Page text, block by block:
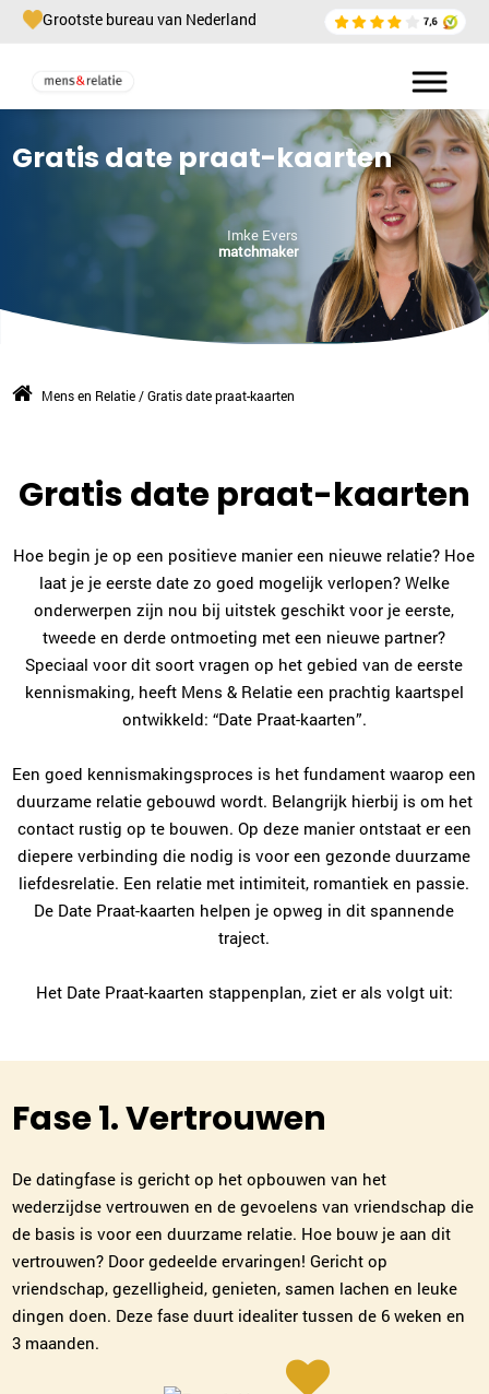
Grootste bureau van Nederland
Gratis date praat-kaarten
Imke Evers
matchmaker
Mens en Relatie /Gratis date praat-kaarten
Gratis date praat-kaarten
Hoe begin je op een positieve manier een nieuwe relatie? Hoe
laat je je eerste date zo goed mogelijk verlopen? Welke
onderwerpen zijn nou bij uitstek geschikt voor je eerste,
tweede en derde ontmoeting met een nieuwe partner?
Speciaal voor dit soort vragen op het gebied van de eerste
kennismaking, heeft Mens & Relatie een prachtig kaartspel
ontwikkeld: “Date Praat-kaarten”.
Een goed kennismakingsproces is het fundament waarop een
duurzame relatie gebouwd wordt. Belangrijk hierbij is om het
contact rustig op te bouwen. Op deze manier ontstaat er een
diepere verbinding die nodig is voor een gezonde duurzame
liefdesrelatie. Een relatie met intimiteit, romantiek en passie.
De Date Praat-kaarten helpen je opweg in dit spannende
traject.
Het Date Praat-kaarten stappenplan, ziet er als volgt uit:
Fase 1. Vertrouwen
De datingfase is gericht op het opbouwen van het
wederzijdse vertrouwen en de gevoelens van vriendschap die
de basis is voor een duurzame relatie. Hoe bouw je aan dit
vertrouwen? Door gedeelde ervaringen! Gericht op
vriendschap, gezelligheid, genieten, samen lachen en leuke
dingen doen. Deze fase duurt idealiter tussen de 6 weken en
3 maanden.
Joke de Wit
Breda